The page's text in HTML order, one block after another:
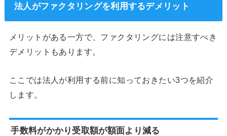
法人がファクタリングを利用するデメリット
メリットがある一方で、ファクタリングには注意すべき
デメリットもあります。
ここでは法人が利用する前に知っておきたい3つを紹介
します。
手数料がかかり受取額が額面より減る